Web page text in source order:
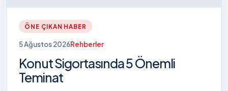
ÖNE ÇIKAN HABER
5 Ağustos 2026Rehberler
Konut Sigortasında 5 Önemli
Teminat